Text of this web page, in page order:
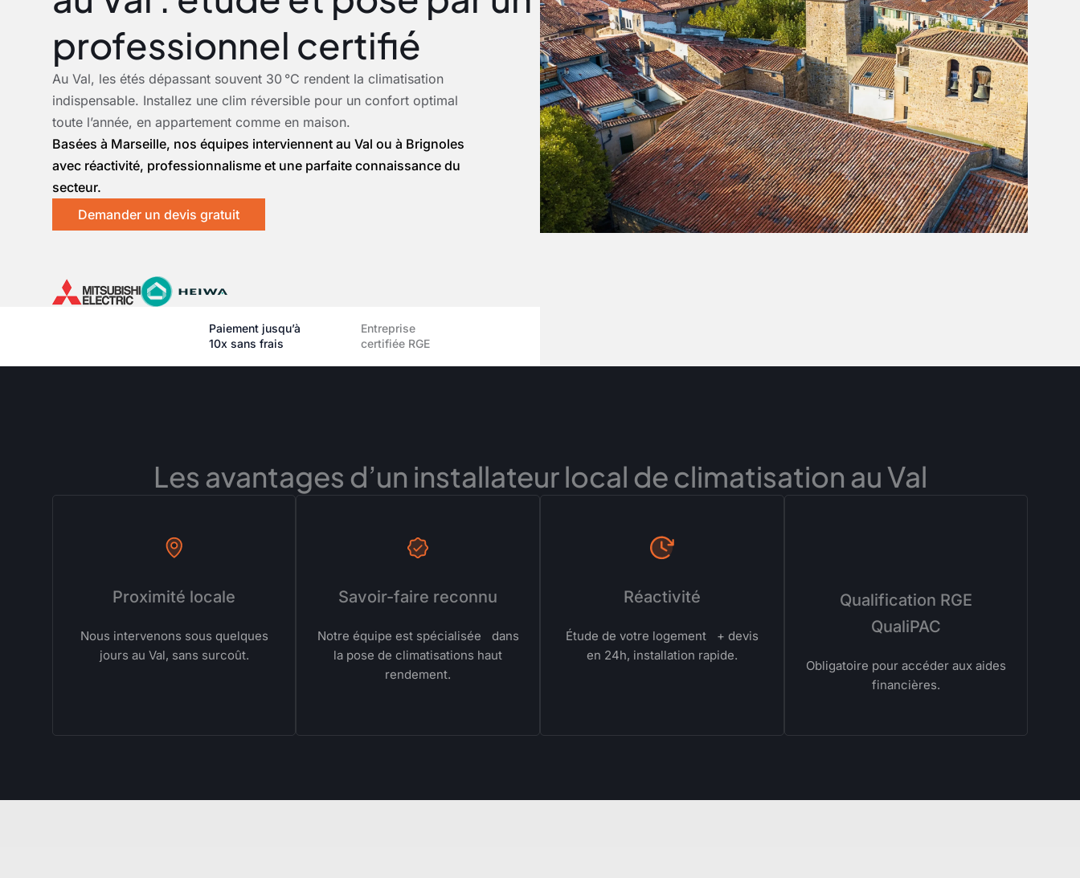
professionnel certifié
Au Val, les étés dépassant souvent 30 °C rendent la climatisation
indispensable. Installez une clim réversible pour un confort optimal
toute l’année, en appartement comme en maison.
Basées à Marseille, nos équipes interviennent au Val ou à Brignoles
avec réactivité, professionnalisme et une parfaite connaissance du
secteur.
Demander un devis gratuit
Paiement jusqu’à
10x sans frais
Entreprise
certifiée RGE
Les avantages d’un installateur local de climatisation au Val
Proximité locale
Nous intervenons sous quelques
jours au Val, sans surcoût.
Savoir-faire reconnu
Notre équipe est spécialisée dans
la pose de climatisations haut
rendement.
Réactivité
Étude de votre logement + devis
en 24h, installation rapide.
Qualification RGE
QualiPAC
Obligatoire pour accéder aux aides
financières.